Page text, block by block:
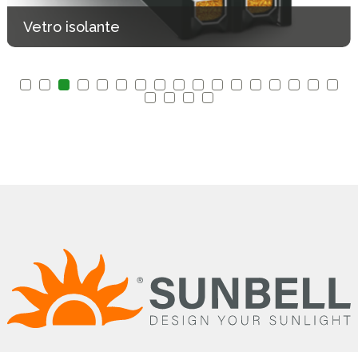
Vetro blindato